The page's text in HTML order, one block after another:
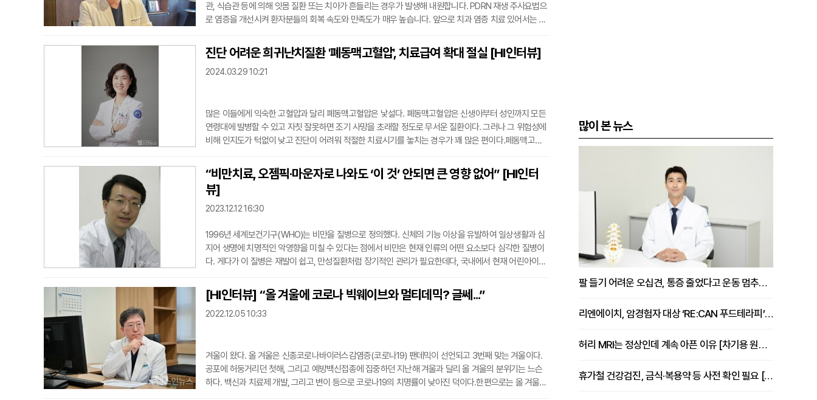
관, 식습관 등에 의해 잇몸 질환 또는 치아가 흔들리는 경우가 발생해 내원합니다. PDRN 재생 주사요법으
로 염증을 개선시켜 환자분들의 회복 속도와 만족도가 매우 높습니다. 앞으로 치과 염증 치료 있어서는 P
뉴스와의 인터뷰에서 PDRN(폴리데옥시리보뉴클레오티드)에 대한 설명부터 풀어나갔다. 윤 원장은 PDR
N은 인체의 DNA(유전자)와 유사한 구조를 갖는 연어의 정액과 정소에서 추출한 DNA 조각으로 인체에
흡수율이 높다고 설명했
진단 어려운 희귀난치질환 '폐동맥고혈압', 치료급여 확대 절실 [HI인터뷰]
2024.03.29 10:21
많은 이들에게 익숙한 고혈압과 달리 폐동맥고혈압은 낯설다. 폐동맥고혈압은 신생아부터 성인까지 모든
연령대에 발병할 수 있고 자칫 잘못하면 조기 사망을 초래할 정도로 무서운 질환이다. 그러나 그 위험성에
비해 인지도가 턱없이 낮고 진단이 어려워 적절한 치료시기를 놓치는 경우가 꽤 많은 편이다.페동맥고혈
면 급속도로 악화할 수 있어 각별한 주의가 요구된다. 단, 성인과 달리 빠른 진단, 적극적인 치료를 진행한
다면 아이가 성장하며 완치를 기대해 볼 수 있다.신생아 폐동맥고혈압의 치료 목표는 적정 정도 산소 유지,
우심부...
“비만치료, 오젬픽‧마운자로 나와도 ‘이 것’ 안되면 큰 영향 없어” [HI인터
뷰]
2023.12.12 16:30
1996년 세계보건기구(WHO)는 비만을 질병으로 정의했다. 신체의 기능 이상을 유발하여 일상생활과 심
지어 생명에 치명적인 악영향을 미칠 수 있다는 점에서 비만은 현재 인류의 어떤 요소보다 심각한 질병이
다. 게다가 이 질병은 재발이 쉽고, 만성질환처럼 장기적인 관리가 필요한데다, 국내에서 현재 어린아이들
각에서는 거대한 한국의 미용 다이어트 시장 등을 예로 들며 이를 반박할지도 모른다. 그러나 이를 달리 해
석하자면 ‘비만’을 ‘의료’적으로 치료하려는 이들이 적다는 뜻이다.대한비만학회 김성수 회장(충남대학교
병원 가정...
[HI인터뷰] “올 겨울에 코로나 빅웨이브와 멀티데믹? 글쎄...”
2022.12.05 10:33
겨울이 왔다. 올 겨울은 신종코로나바이러스감염증(코로나19) 팬데믹이 선언되고 3번째 맞는 겨울이다.
공포에 허둥거리던 첫해, 그리고 예방백신접종에 집중하던 지난해 겨울과 달리 올 겨울의 분위기는 느슨
하다. 백신과 치료제 개발, 그리고 변이 등으로 코로나19의 치명률이 낮아진 덕이다.한편으로는 올 겨울
많이 본 뉴스
팔 들기 어려운 오십견, 통증 줄었다고 운동 멈추면 안 되는 이유 [이병욱 원장 칼럼]
리엔에이치, 암경험자 대상 ‘RE:CAN 푸드테라피’ 운영
허리 MRI는 정상인데 계속 아픈 이유 [차기용 원장 칼럼]
휴가철 건강검진, 금식·복용약 등 사전 확인 필요 [정도감 원장 칼럼]